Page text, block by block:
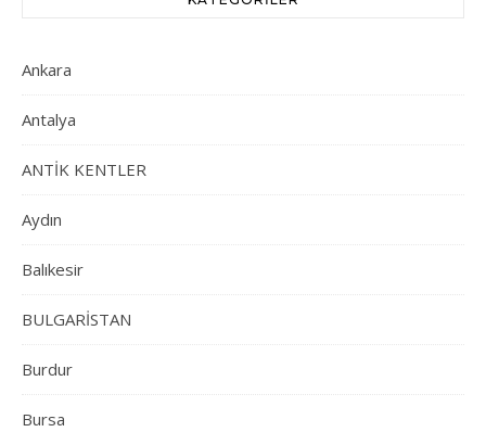
Ankara
Antalya
ANTİK KENTLER
Aydın
Balıkesir
BULGARİSTAN
Burdur
Bursa